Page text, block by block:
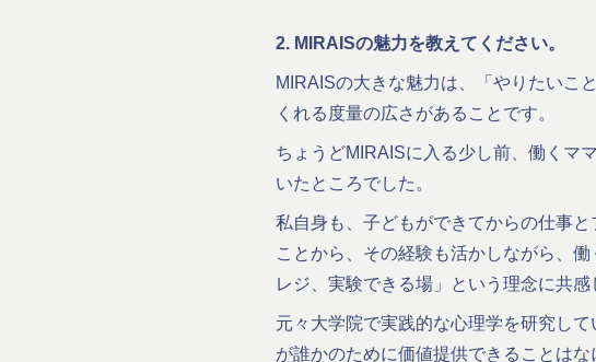
2. MIRAISの魅力を教えてください。
MIRAISの大きな魅力は、「やりたいこ
くれる度量の広さがあることです。
ちょうどMIRAISに入る少し前、働くマ
いたところでした。
私自身も、子どもができてからの仕事
ことから、その経験も活かしながら、
レジ、実験できる場」という理念に共感
元々大学院で実践的な心理学を研究し
が誰かのために価値提供できることは